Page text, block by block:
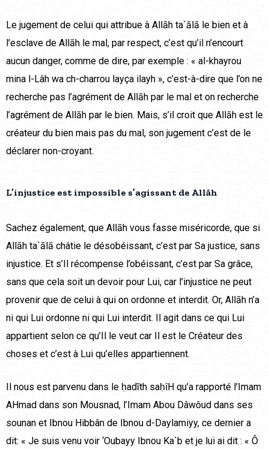
Le jugement de celui qui attribue à Allāh ta`ālā le bien et à
l’esclave de Allāh le mal, par respect, c’est qu’il n’encourt
aucun danger, comme de dire, par exemple : « al-khayrou
mina l-Lâh wa ch-charrou layça ilayh », c’est-à-dire que l’on ne
recherche pas l’agrément de Allāh par le mal et on recherche
l’agrément de Allāh par le bien. Mais, s’il croit que Allāh est le
créateur du bien mais pas du mal, son jugement c’est de le
déclarer non-croyant.
L’injustice est impossible s’agissant de Allāh
Sachez également, que Allāh vous fasse miséricorde, que si
Allāh ta`ālā châtie le désobéissant, c’est par Sa justice, sans
injustice. Et s’Il récompense l’obéissant, c’est par Sa grâce,
sans que cela soit un devoir pour Lui, car l’injustice ne peut
provenir que de celui à qui on ordonne et interdit. Or, Allāh n’a
ni qui Lui ordonne ni qui Lui interdit. Il agit dans ce qui Lui
appartient selon ce qu’Il le veut car Il est le Créateur des
choses et c’est à Lui qu’elles appartiennent.
Il nous est parvenu dans le ḥadīth saḥîH qu’a rapporté l’Imam
AHmad dans son Mousnad, l’Imam Abou Dâwôud dans ses
sounan et Ibnou Hibbân de Ibnou d-Daylamiyy, ce dernier a
dit: « Je suis venu voir ‘Oubayy Ibnou Ka`b et je lui ai dit : « Ô